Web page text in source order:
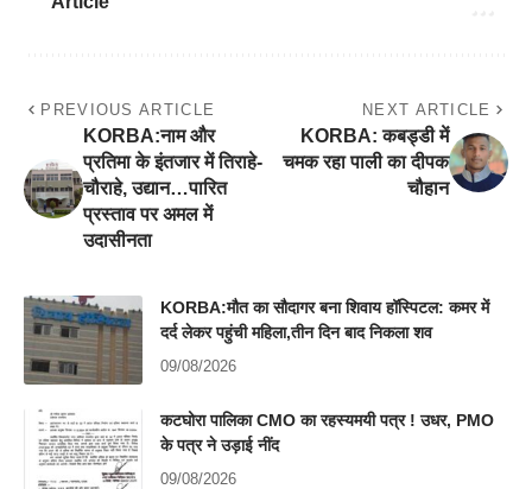
PREVIOUS ARTICLE
KORBA:नाम और
प्रतिमा के इंतजार में तिराहे-
चौराहे, उद्यान…पारित
प्रस्ताव पर अमल में
उदासीनता
NEXT ARTICLE
KORBA: कबड्डी में
चमक रहा पाली का दीपक
चौहान
KORBA:मौत का सौदागर बना शिवाय हॉस्पिटल: कमर में
दर्द लेकर पहुंची महिला,तीन दिन बाद निकला शव
09/08/2026
कटघोरा पालिका CMO का रहस्यमयी पत्र ! उधर, PMO
के पत्र ने उड़ाई नींद
09/08/2026